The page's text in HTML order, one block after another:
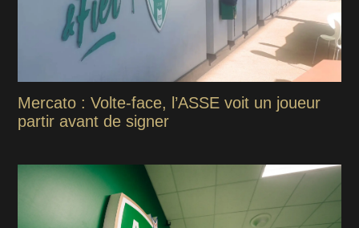
Mercato : Volte-face, l’ASSE voit un joueur
partir avant de signer